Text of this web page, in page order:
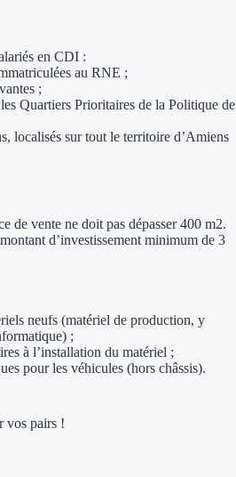
Aides par
Aides
Trouvez des idées de
Quelles aides pour
en CDI :
au RNE ;
;
Quartiers Prioritaires de la Politique de
localisés sur tout le territoire d’Amiens
de vente ne doit pas dépasser 400 m2.
d’investissement minimum de 3
neufs (matériel de production, y
;
à l’installation du matériel ;
pour les véhicules (hors châssis).
vos pairs !